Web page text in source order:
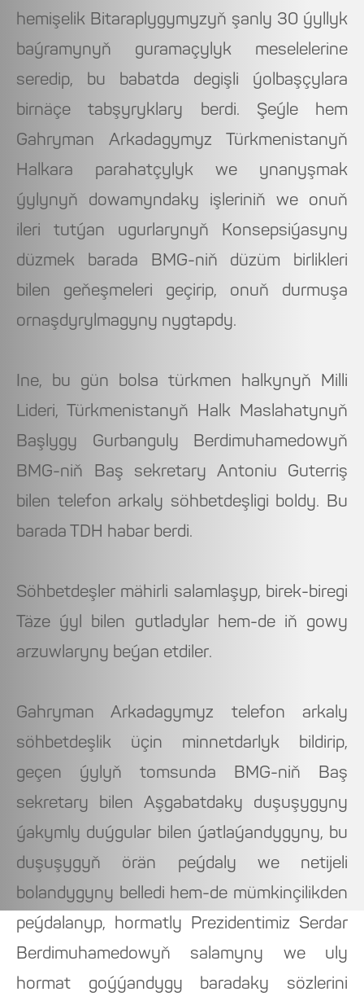
hemişelik Bitaraplygymyzyň şanly 30 ýyllyk
baýramynyň guramaçylyk meselelerine
seredip, bu babatda degişli ýolbaşçylara
birnäçe tabşyryklary berdi. Şeýle hem
Gahryman Arkadagymyz Türkmenistanyň
Halkara parahatçylyk we ynanyşmak
ýylynyň dowamyndaky işleriniň we onuň
ileri tutýan ugurlarynyň Konsepsiýasyny
düzmek barada BMG-niň düzüm birlikleri
bilen geňeşmeleri geçirip, onuň durmuşa
ornaşdyrylmagyny nygtapdy.
Ine, bu gün bolsa türkmen halkynyň Milli
Lideri, Türkmenistanyň Halk Maslahatynyň
Başlygy Gurbanguly Berdimuhamedowyň
BMG-niň Baş sekretary Antoniu Guterriş
bilen telefon arkaly söhbetdeşligi boldy. Bu
barada TDH habar berdi.
Söhbetdeşler mähirli salamlaşyp, birek-biregi
Täze ýyl bilen gutladylar hem-de iň gowy
arzuwlaryny beýan etdiler.
Gahryman Arkadagymyz telefon arkaly
söhbetdeşlik üçin minnetdarlyk bildirip,
geçen ýylyň tomsunda BMG-niň Baş
sekretary bilen Aşgabatdaky duşuşygyny
ýakymly duýgular bilen ýatlaýandygyny, bu
duşuşygyň örän peýdaly we netijeli
bolandygyny belledi hem-de mümkinçilikden
peýdalanyp, hormatly Prezidentimiz Serdar
Berdimuhamedowyň salamyny we uly
hormat goýýandygy baradaky sözlerini